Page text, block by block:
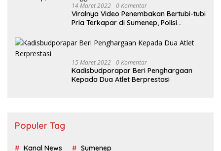
14 Maret 2022 0 Komentar
Viralnya Video Penembakan Bertubi-tubi
Pria Terkapar di Sumenep, Polisi
15 Maret 2022 0 Komentar
Kadisbudporapar Beri Penghargaan
Kepada Dua Atlet Berprestasi
Populer Tag
Kanal News Sumenep